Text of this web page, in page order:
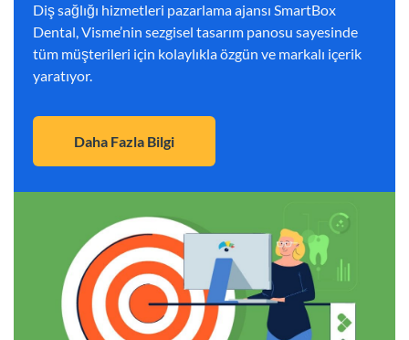
Diş sağlığı hizmetleri pazarlama ajansı SmartBox
Dental, Visme’nin sezgisel tasarım panosu sayesinde
tüm müşterileri için kolaylıkla özgün ve markalı içerik
yaratıyor.
Daha Fazla Bilgi